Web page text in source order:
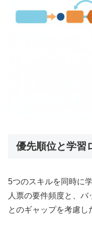
優先順位と学習
5つのスキルを同時に
人票の要件頻度と、
とのギャップを考慮し